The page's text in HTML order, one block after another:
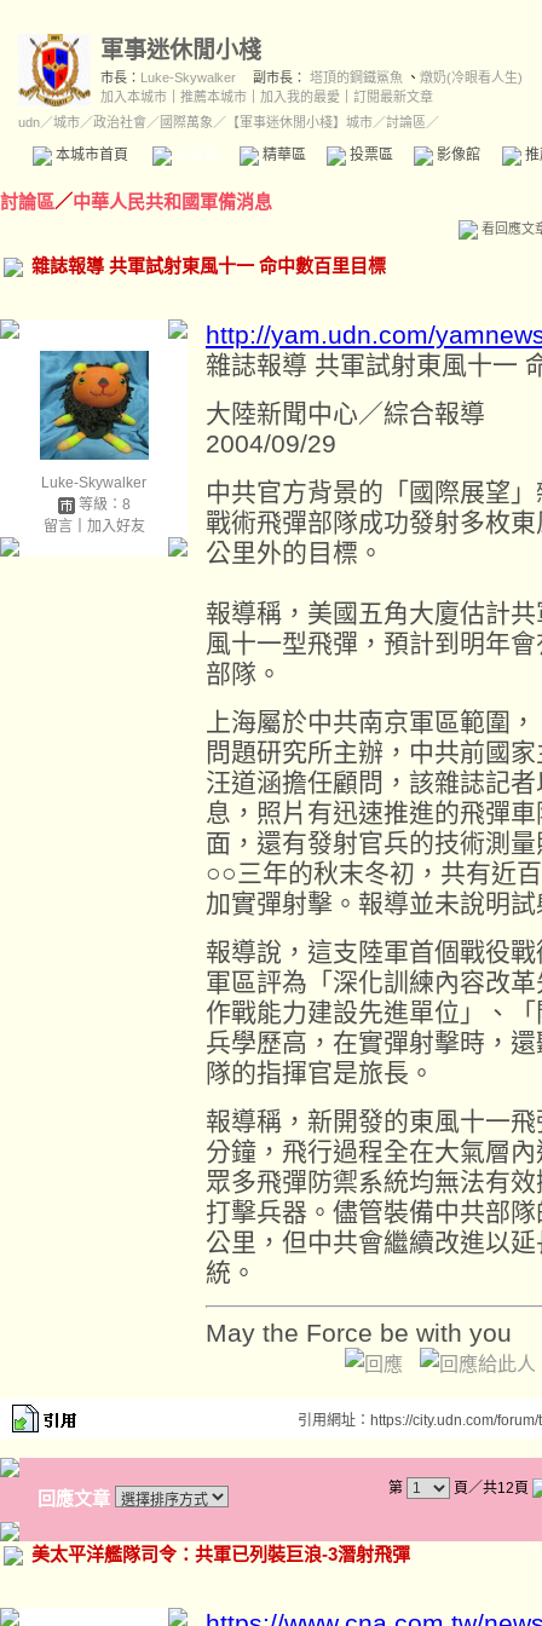
軍事迷休閒小棧
市長： Luke-Skywalker 副市長： 塔頂的鋼鐵鯊魚 、 燉奶(冷眼看人生)
加入本城市
推薦本城市 加入我的最愛
訂閱最新文章
udn／城市／政治社會 ／國際萬象 ／ 【軍事迷休閒小棧】城市／討論區／
本城市首頁 精華區 投票區 影像館
討論區／中華人民共和國軍備消息
看回應文
雜誌報導 共軍試射東風十一 命中數百里目標
Luke-Skywalker
等級：8
留言｜ 加入好友
http://yam.udn.com/
雜誌報導 共軍試射東風十一
大陸新聞中心／綜合報導
2004/09/29
中共官方背景的「國際展望
戰術飛彈部隊成功發射多枚
公里外的目標。
報導稱，美國五角大廈估計
風十一型飛彈，預計到明年
部隊。
上海屬於中共南京軍區範圍
問題研究所主辦，中共前國
汪道涵擔任顧問，該雜誌記
息，照片有迅速推進的飛彈
面，還有發射官兵的技術測
○○三年的秋末冬初，共有近
加實彈射擊。報導並未說明
報導說，這支陸軍首個戰役
軍區評為「深化訓練內容改
作戰能力建設先進單位」、
兵學歷高，在實彈射擊時，
隊的指揮官是旅長。
報導稱，新開發的東風十一
分鐘，飛行過程全在大氣層
眾多飛彈防禦系統均無法有
打擊兵器。儘管裝備中共部
公里，但中共會繼續改進以
統。
May the Force be with you
引用網址：https://city.udn.com/
回應文章 第 頁／共12頁
美太平洋艦隊司令：共軍已列裝巨浪-3潛射飛彈